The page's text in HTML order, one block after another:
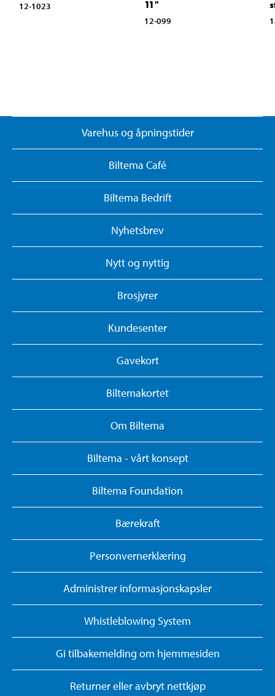
12-1023
11"
12-099
Varehus og åpningstider
Biltema Café
Biltema Bedrift
Nyhetsbrev
Nytt og nyttig
Brosjyrer
Kundesenter
Gavekort
Biltemakortet
Om Biltema
Biltema - vårt konsept
Biltema Foundation
Bærekraft
Personvernerklæring
Administrer informasjonskapsler
Whistleblowing System
Gi tilbakemelding om hjemmesiden
Returner eller avbryt nettkjøp